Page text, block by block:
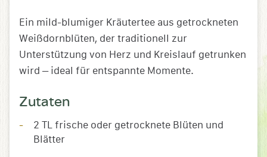
Ein mild-blumiger Kräutertee aus getrockneten
Weißdornblüten, der traditionell zur
Unterstützung von Herz und Kreislauf getrunken
wird – ideal für entspannte Momente.
Zutaten
2 TL frische oder getrocknete Blüten und
Blätter